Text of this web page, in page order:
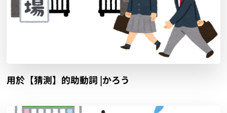
用於【猜測】的助動詞 |かろう